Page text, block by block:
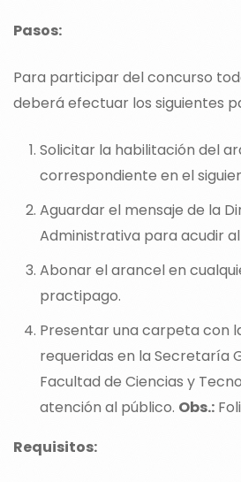
Pasos:
Para participar del concurso
deberá efectuar los siguientes
Solicitar la habilitación del
correspondiente en el
Aguardar el mensaje de la
Administrativa para acudir
Abonar el arancel en
practipago.
Presentar una carpeta con
requeridas en la Secretaría
Facultad de Ciencias y
atención al público. Obs.:
Requisitos: